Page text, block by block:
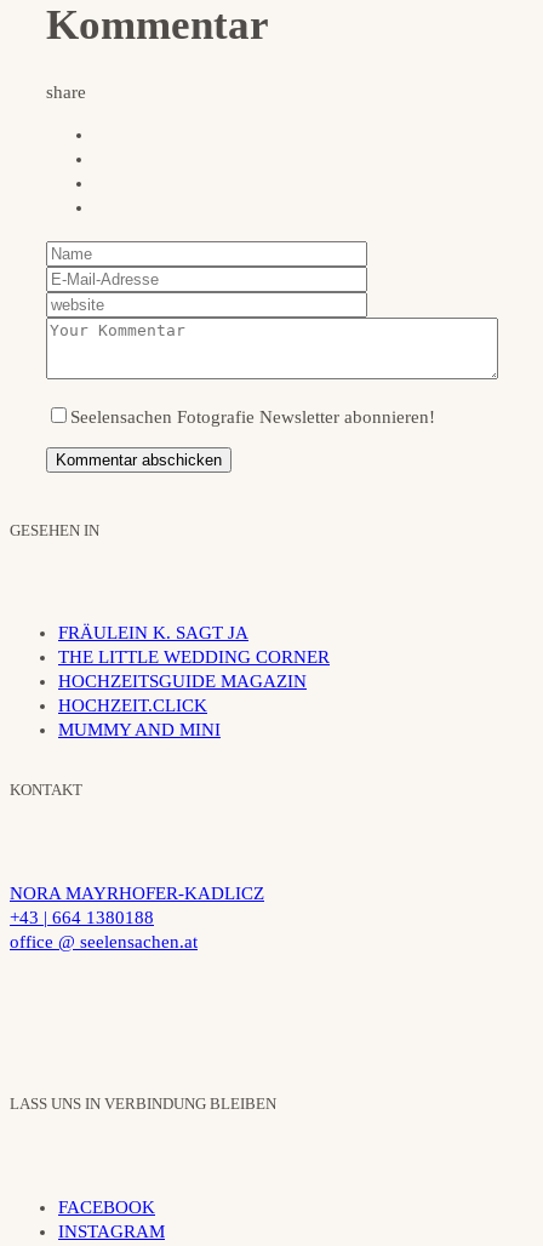
Kommentar
share
Seelensachen Fotografie Newsletter abonnieren!
GESEHEN IN
FRÄULEIN K. SAGT JA
THE LITTLE WEDDING CORNER
HOCHZEITSGUIDE MAGAZIN
HOCHZEIT.CLICK
MUMMY AND MINI
KONTAKT
NORA MAYRHOFER-KADLICZ
+43 | 664 1380188
office @ seelensachen.at
LASS UNS IN VERBINDUNG BLEIBEN
FACEBOOK
INSTAGRAM